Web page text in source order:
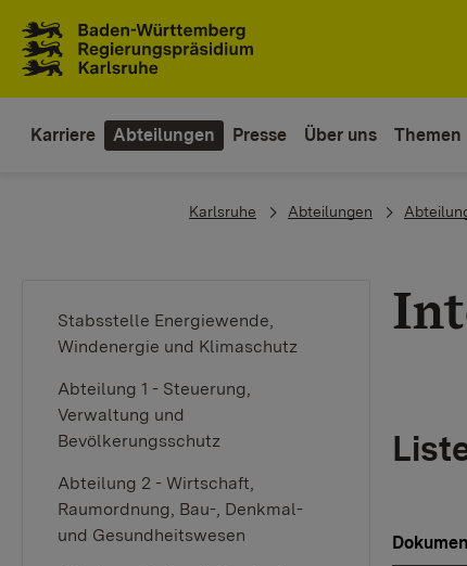
Karriere Abteilungen Presse Über uns Themen
You are here:
Karlsruhe Abteilungen
Stabsstelle Energiewende,
Windenergie und Klimaschutz
Abteilung 1 - Steuerung,
Verwaltung und
Bevölkerungsschutz
Abteilung 2 - Wirtschaft,
Raumordnung, Bau-, Denkmal-
und Gesundheitswesen